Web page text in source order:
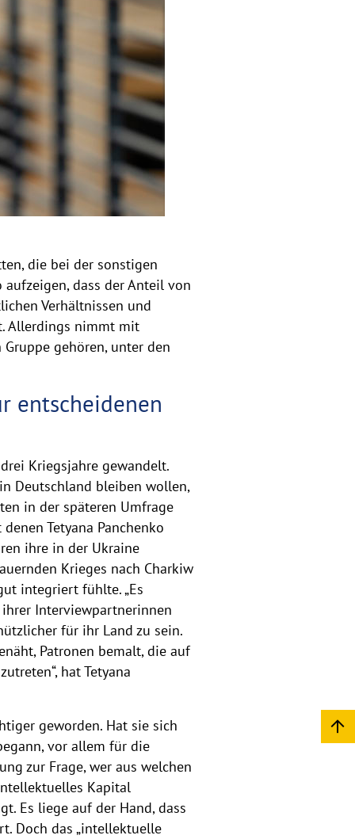
i
s
a
u
f
k
l
a
p
die bei der sonstigen
dass der Anteil von
Verhältnissen und
Allerdings nimmt mit
gehören, unter den
entscheidenen
Kriegsjahre gewandelt.
Deutschland bleiben wollen,
in der späteren Umfrage
Tetyana Panchenko
ihre in der Ukraine
Krieges nach Charkiw
integriert fühlte. „Es
ihrer Interviewpartnerinnen
für ihr Land zu sein.
Patronen bemalt, die auf
hat Tetyana
geworden. Hat sie sich
vor allem für die
zur Frage, wer aus welchen
Kapital
Es liege auf der Hand, dass
Doch das „intellektuelle